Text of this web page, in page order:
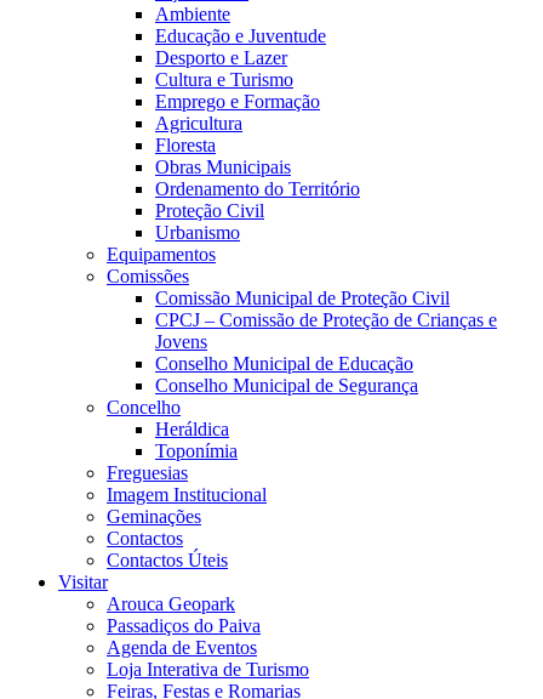
Ambiente
Educação e Juventude
Desporto e Lazer
Cultura e Turismo
Emprego e Formação
Agricultura
Floresta
Obras Municipais
Ordenamento do Território
Proteção Civil
Urbanismo
Equipamentos
Comissões
Comissão Municipal de Proteção Civil
CPCJ – Comissão de Proteção de Crianças e
Jovens
Conselho Municipal de Educação
Conselho Municipal de Segurança
Concelho
Heráldica
Toponímia
Freguesias
Imagem Institucional
Geminações
Contactos
Contactos Úteis
Visitar
Arouca Geopark
Passadiços do Paiva
Agenda de Eventos
Loja Interativa de Turismo
Feiras, Festas e Romarias